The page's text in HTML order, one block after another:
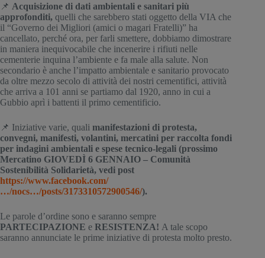
📌 Acquisizione di dati ambientali e sanitari più
approfonditi, quelli che sarebbero stati oggetto della VIA che
il “Governo dei Migliori (amici o magari Fratelli)” ha
cancellato, perché ora, per farli smettere, dobbiamo dimostrare
in maniera inequivocabile che incenerire i rifiuti nelle
cementerie inquina l’ambiente e fa male alla salute. Non
secondario è anche l’impatto ambientale e sanitario provocato
da oltre mezzo secolo di attività dei nostri cementifici, attività
che arriva a 101 anni se partiamo dal 1920, anno in cui a
Gubbio aprì i battenti il primo cementificio.
📌 Iniziative varie, quali manifestazioni di protesta,
convegni, manifesti, volantini, mercatini per raccolta fondi
per indagini ambientali e spese tecnico-legali (prossimo
Mercatino GIOVEDÌ 6 GENNAIO – Comunità
https://www.facebook.com/
…/nocs…/posts/3173310572900546/).
PARTECIPAZIONE e RESISTENZA! A tale scopo
saranno annunciate le prime iniziative di protesta molto presto.